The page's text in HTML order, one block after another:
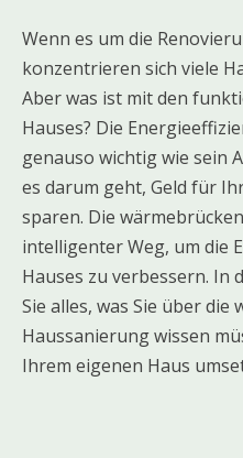
Wenn es um die
konzentrieren sich viele
Aber was ist mit den
Hauses? Die
genauso wichtig wie sein
es darum geht, Geld für
sparen. Die
intelligenter Weg, um die
Hauses zu verbessern. In
Sie alles, was Sie über
Haussanierung wissen
Ihrem eigenen Haus